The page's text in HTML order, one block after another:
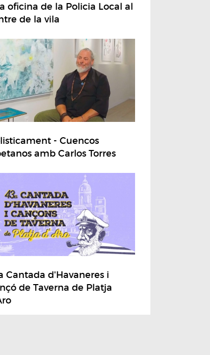
oficina de la Policia Local al
de la vila
- Cuencos
amb Carlos Torres
Cantada d'Havaneres i
de Taverna de Platja